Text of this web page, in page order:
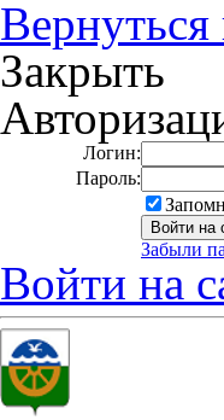
Закрыть
Логин:
Пароль:
Забыли
Войти на